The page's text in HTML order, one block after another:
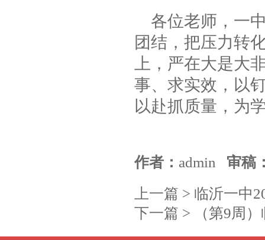
各位老师，一
团结，把压力转
上，严在大是大
事、求实效，以
以赴抓质量，为
作者： admin 审稿
上一篇 > 临沂一中
下一篇 >
（第9周